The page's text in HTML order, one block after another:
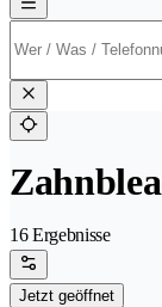
16 Ergebnisse
Jetzt geöffnet